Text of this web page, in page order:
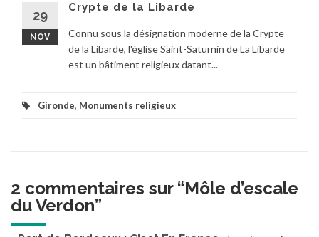
29
NOV
Crypte de la Libarde
Connu sous la désignation moderne de la Crypte
de la Libarde, l'église Saint-Saturnin de La Libarde
est un bâtiment religieux datant...
Gironde, Monuments religieux
2 commentaires sur “Môle d’escale
du Verdon”